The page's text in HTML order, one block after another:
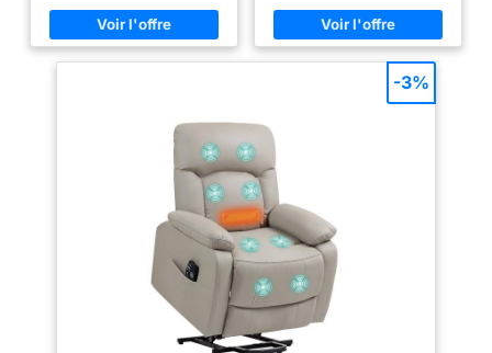
garnis et d'assise
large, revêtus de
maximal, parfait pour
se détendre ou
regarder la télévision.
RANGEMENT
PRATIQUE : Disposez
de tout à portée de
main grâce aux deux
poches latérales de
ce fauteuil de
relaxation massant,
progressive jusqu'à 150° et un
repose-pieds rétractable pour
un confort optimal. Ajustez
facilement ces fonctions grâce
moment de relaxation grâce aux
huit points de massage ciblant
le dos, les lombaires et les
cuisses, accompagnés d'une
fonction chauffante pour les
lombaires. Choisissez parmi
trois modes de massage et trois
niveaux d'intensité, et
programmez une séance de 15,
30 ou 60 minutes pour un bien-
être adapté à vos besoins.
CONFORT REMBOURRÉ : Conçu
pour un confort maximal, ce
fauteuil de relaxation est
progressive jusqu'à 150° et un
repose-pieds rétractable pour
un confort optimal. Ajustez
facilement ces fonctions grâce
à une télécommande intuitive.
MASSAGE PAR VIBRATIONS ET
CHALEUR : Offrez-vous un
huit points de massage ciblant
lombaires. Choisissez parmi
trois modes de massage et trois
niveaux d'intensité, et
programmez une séance de 15,
30 ou 60 minutes pour un bien-
être adapté à vos besoins.
CONFORT REMBOURRÉ : Conçu
pour un confort maximal, ce
fauteuil de relaxation est
-3%